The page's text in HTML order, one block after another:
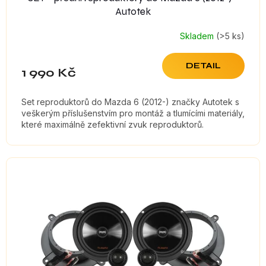
Autotek
Skladem (>5 ks)
1 990 Kč DETAIL
Set reproduktorů do Mazda 6 (2012-) značky Autotek s
veškerým příslušenstvím pro montáž a tlumícími materiály,
které maximálně zefektivní zvuk reproduktorů.